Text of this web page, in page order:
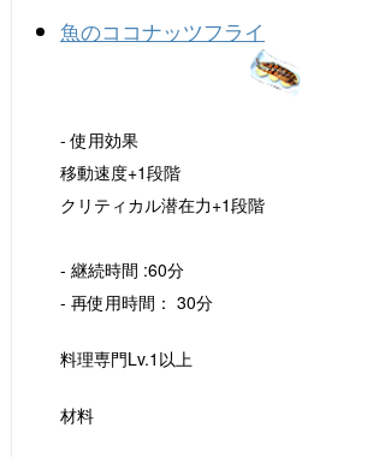
o
魚のココナッツフライ
- 使用効果
移動速度+1段階
クリティカル潜在力+1段階
- 継続時間 :60分
- 再使用時間： 30分
料理専門Lv.1以上
材料